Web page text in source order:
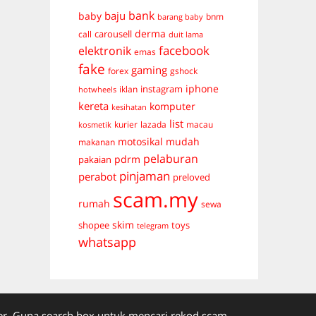
baby baju bank barang baby bnm
call carousell derma duit lama
elektronik emas facebook
fake forex gaming gshock
hotwheels iklan instagram iphone
kereta kesihatan komputer
kosmetik kurier lazada list macau
makanan motosikal mudah
pakaian pdrm pelaburan
perabot pinjaman preloved
rumah scam.my sewa
shopee skim telegram toys
whatsapp